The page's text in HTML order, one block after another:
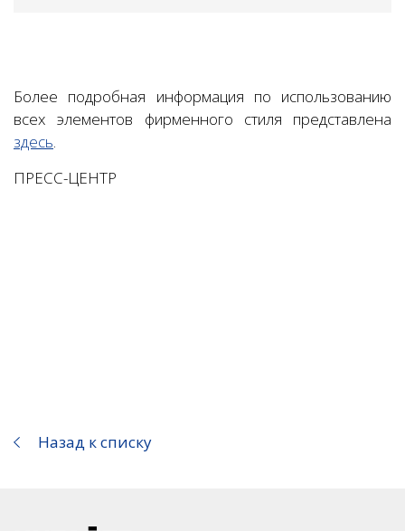
Более подробная информация по использованию
всех элементов фирменного стиля представлена
здесь.
ПРЕСС-ЦЕНТР
Назад к списку